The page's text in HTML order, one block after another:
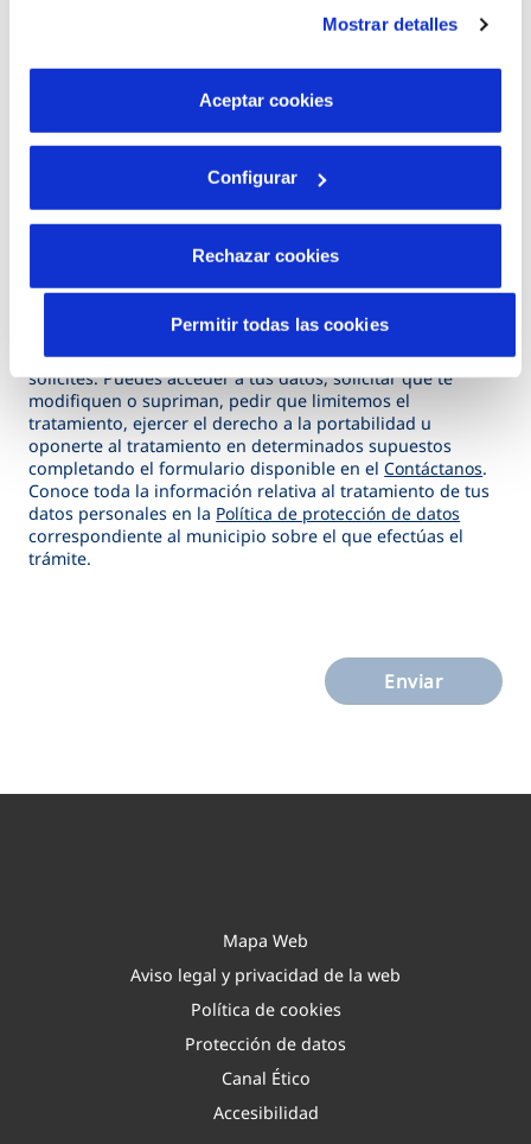
son indispensables para que el sitio web funcione y que
por tanto no se pueden desactivar. Puedes consultar
más información en nuestraPolítica de Cookies
Mostrar detalles
Aceptar cookies
Configurar
Rechazar cookies
Permitir todas las cookies
A
j
u
t
r
c
h
i
v
o
s
Adjuntar archivos
(*) Campos obligatorios
DEL AGUA DE EXTREMADURA, S.A tratará tus datos
personales con la finalidad de tramitar la gestión que
solicites. Puedes acceder a tus datos, solicitar que te
modifiquen o supriman, pedir que limitemos el
tratamiento, ejercer el derecho a la portabilidad u
oponerte al tratamiento en determinados supuestos
completando el formulario disponible en elContáctanos.
Conoce toda la información relativa al tratamiento de tus
datos personales en la Política de protección de datos
correspondiente al municipio sobre el que efectúas el
trámite.
Enviar
Mapa Web
Aviso legal y privacidad de la web
Política de cookies
Protección de datos
Canal Ético
Accesibilidad